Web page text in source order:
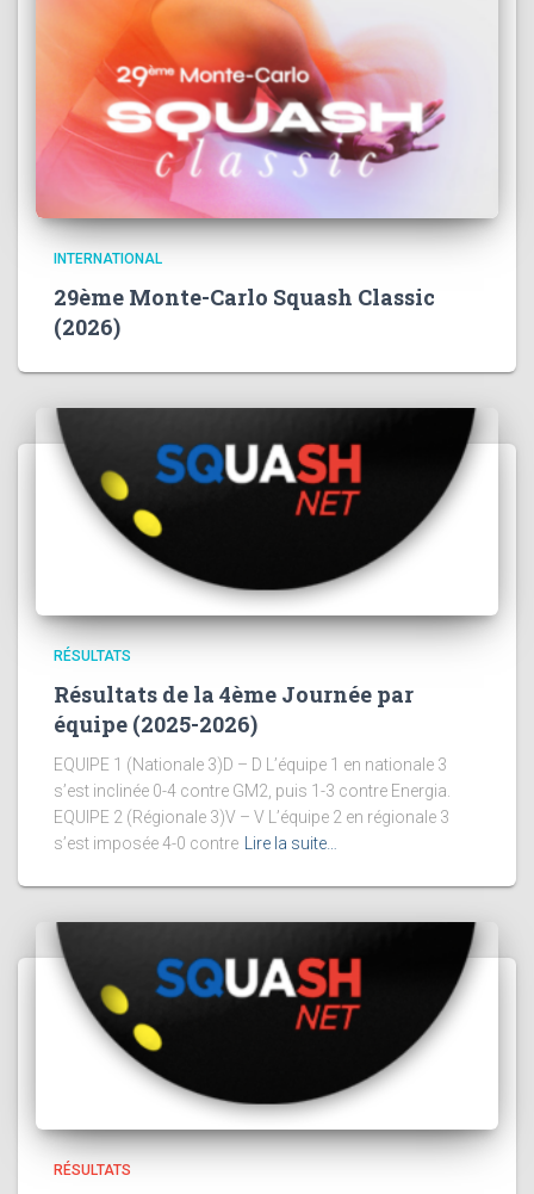
INTERNATIONAL
29ème Monte-Carlo Squash Classic
(2026)
RÉSULTATS
Résultats de la 4ème Journée par
équipe (2025-2026)
EQUIPE 1 (Nationale 3)D – D L’équipe 1 en nationale 3
s’est inclinée 0-4 contre GM2, puis 1-3 contre Energia.
EQUIPE 2 (Régionale 3)V – V L’équipe 2 en régionale 3
s’est imposée 4-0 contre
Lire la suite…
RÉSULTATS